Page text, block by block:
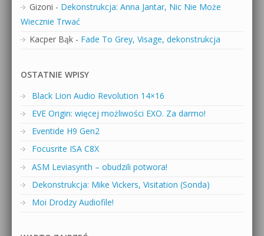
Gizoni - Dekonstrukcja: Anna Jantar, Nic Nie Może
Wiecznie Trwać
Kacper Bąk - Fade To Grey, Visage, dekonstrukcja
OSTATNIE WPISY
Black Lion Audio Revolution 14×16
EVE Origin: więcej możliwości EXO. Za darmo!
Eventide H9 Gen2
Focusrite ISA C8X
ASM Leviasynth – obudzili potwora!
Dekonstrukcja: Mike Vickers, Visitation (Sonda)
Moi Drodzy Audiofile!